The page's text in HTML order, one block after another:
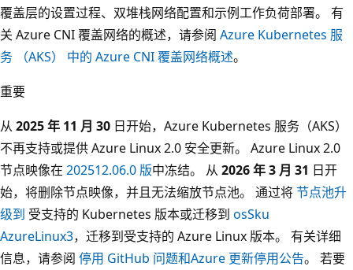
覆盖层的设置过程、双堆栈网络配置和示例工作负荷部署。 有
关 Azure CNI 覆盖网络的概述，请参阅 Azure Kubernetes 服
务 （AKS） 中的 Azure CNI 覆盖网络概述。
重要
从 2025 年 11 月 30 日开始，Azure Kubernetes 服务（AKS）
不再支持或提供 Azure Linux 2.0 安全更新。 Azure Linux 2.0
节点映像在 202512.06.0 版中冻结。 从 2026 年 3 月 31 日开
始，将删除节点映像，并且无法缩放节点池。 通过将节点池升
级到 受支持的 Kubernetes 版本或迁移到 osSku
AzureLinux3，迁移到受支持的 Azure Linux 版本。 有关详细
信息，请参阅 停用 GitHub 问题和Azure 更新停用公告。 若要